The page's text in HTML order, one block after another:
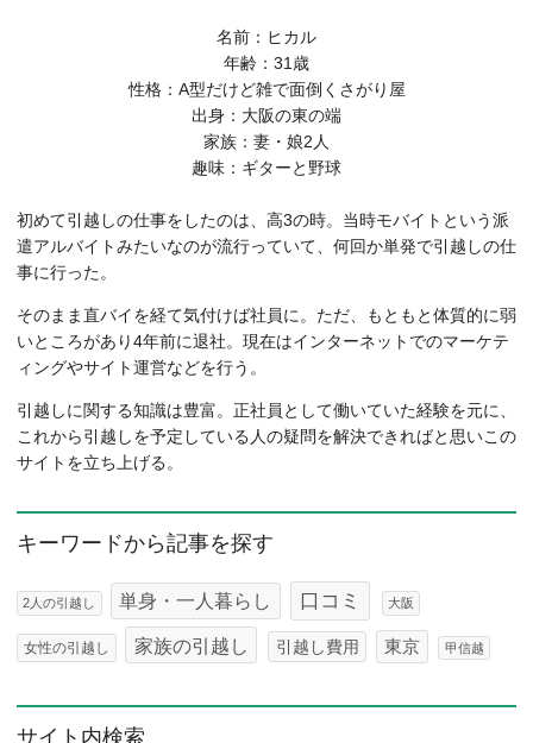
名前：ヒカル
年齢：31歳
性格：A型だけど雑で面倒くさがり屋
出身：大阪の東の端
家族：妻・娘2人
趣味：ギターと野球
初めて引越しの仕事をしたのは、高3の時。当時モバイトという派
遣アルバイトみたいなのが流行っていて、何回か単発で引越しの仕
事に行った。
そのまま直バイを経て気付けば社員に。ただ、もともと体質的に弱
いところがあり4年前に退社。現在はインターネットでのマーケテ
ィングやサイト運営などを行う。
引越しに関する知識は豊富。正社員として働いていた経験を元に、
これから引越しを予定している人の疑問を解決できればと思いこの
サイトを立ち上げる。
キーワードから記事を探す
2人の引越し 単身・一人暮らし 口コミ 大阪
女性の引越し 家族の引越し 引越し費用 東京 甲信越
サイト内検索